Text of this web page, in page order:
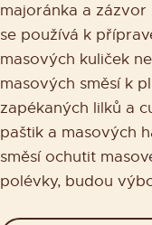
majoránka a zázvor
se používá k
masových kuliček
masových směsí k
zapékaných lilků a
paštik a masových
směsí ochutit
polévky, budou